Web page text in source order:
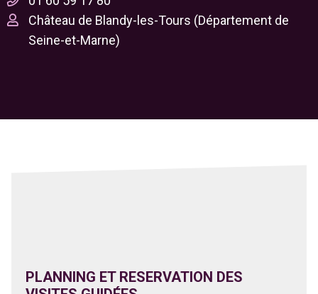
Château de Blandy-les-Tours (Département de
Seine-et-Marne)
PLANNING ET RESERVATION DES